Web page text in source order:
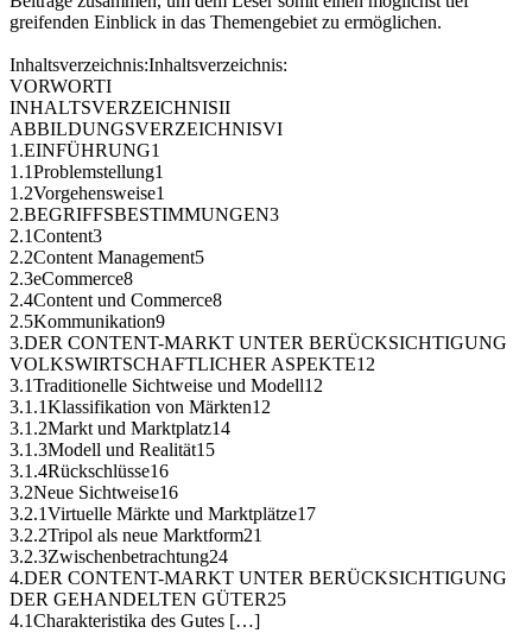
greifenden Einblick in das Themengebiet zu ermöglichen.
Inhaltsverzeichnis:Inhaltsverzeichnis:
VORWORTI
INHALTSVERZEICHNISII
ABBILDUNGSVERZEICHNISVI
1.EINFÜHRUNG1
1.1Problemstellung1
1.2Vorgehensweise1
2.BEGRIFFSBESTIMMUNGEN3
2.1Content3
2.2Content Management5
2.3eCommerce8
2.4Content und Commerce8
2.5Kommunikation9
3.DER CONTENT-MARKT UNTER BERÜCKSICHTIGUNG
VOLKSWIRTSCHAFTLICHER ASPEKTE12
3.1Traditionelle Sichtweise und Modell12
3.1.1Klassifikation von Märkten12
3.1.2Markt und Marktplatz14
3.1.3Modell und Realität15
3.1.4Rückschlüsse16
3.2Neue Sichtweise16
3.2.1Virtuelle Märkte und Marktplätze17
3.2.2Tripol als neue Marktform21
3.2.3Zwischenbetrachtung24
4.DER CONTENT-MARKT UNTER BERÜCKSICHTIGUNG
DER GEHANDELTEN GÜTER25
4.1Charakteristika des Gutes […]